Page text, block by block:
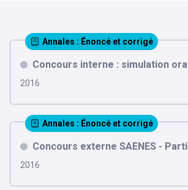
Annales : Énoncé et corrigé
Concours interne : simulation
2016
Annales : Énoncé et corrigé
Concours externe SAENES -
2016